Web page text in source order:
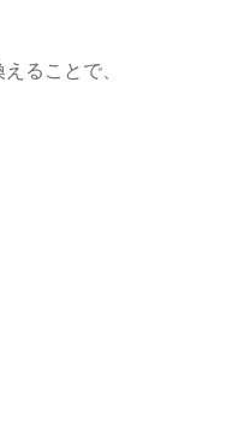
ることで、